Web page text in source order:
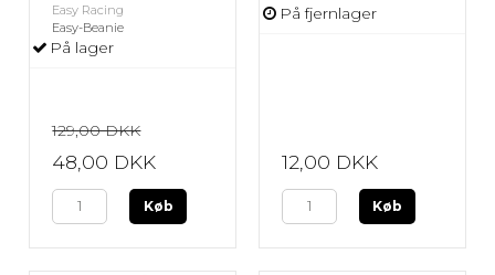
Easy Racing
Easy-Beanie
På lager
129,00 DKK
48,00 DKK
Køb
På fjernlager
12,00 DKK
Køb